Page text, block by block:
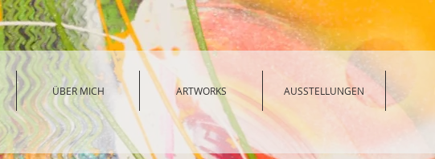
ÜBER MICH ARTWORKS AUSSTELLUNGEN